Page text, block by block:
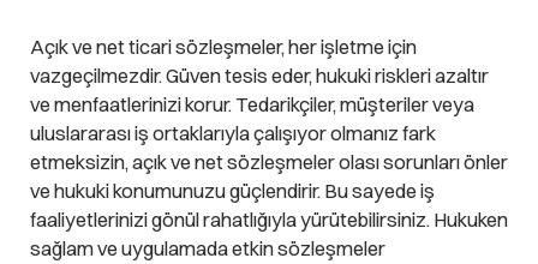
Açık ve net ticari sözleşmeler, her işletme için
vazgeçilmezdir. Güven tesis eder, hukuki riskleri azaltır
ve menfaatlerinizi korur. Tedarikçiler, müşteriler veya
uluslararası iş ortaklarıyla çalışıyor olmanız fark
etmeksizin, açık ve net sözleşmeler olası sorunları önler
ve hukuki konumunuzu güçlendirir. Bu sayede iş
faaliyetlerinizi gönül rahatlığıyla yürütebilirsiniz. Hukuken
sağlam ve uygulamada etkin sözleşmeler